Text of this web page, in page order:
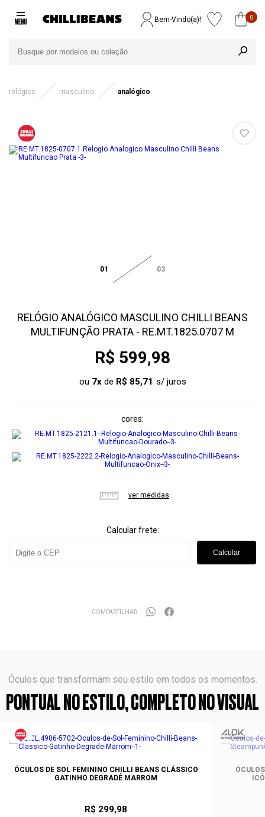
Bem-Vindo(a)! 0
relógios masculino analógico
01 03
RELÓGIO ANALÓGICO MASCULINO CHILLI BEANS
MULTIFUNÇÃO PRATA - RE.MT.1825.0707 M
R$ 599,98
ou 7xde R$ 85,71
cores
ver medidas
Calcular frete:
Calcular
COMPARTILHAR
Óculos que transformam seu estilo em todos os momentos.
PONTUAL NO ESTILO, COMPLETO NO VISUAL
ÓCULOS DE SOL FEMININO CHILLI BEANS CLÁSSICO
GATINHO DEGRADÊ MARROM
R$ 299,98